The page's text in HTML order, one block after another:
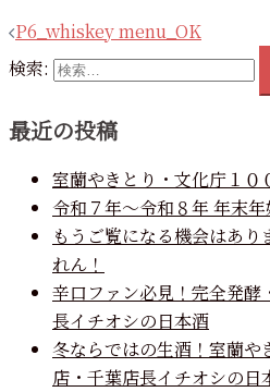
P6_whiskey menu_OK
検索:
最近の投稿
室蘭やきとり・文化庁１０
令和７年～令和８年 年末
もうご覧になる機会はあ
れん！
辛口ファン必見！完全発
長イチオシの日本酒
冬ならではの生酒！室蘭
店・千葉店長イチオシの日